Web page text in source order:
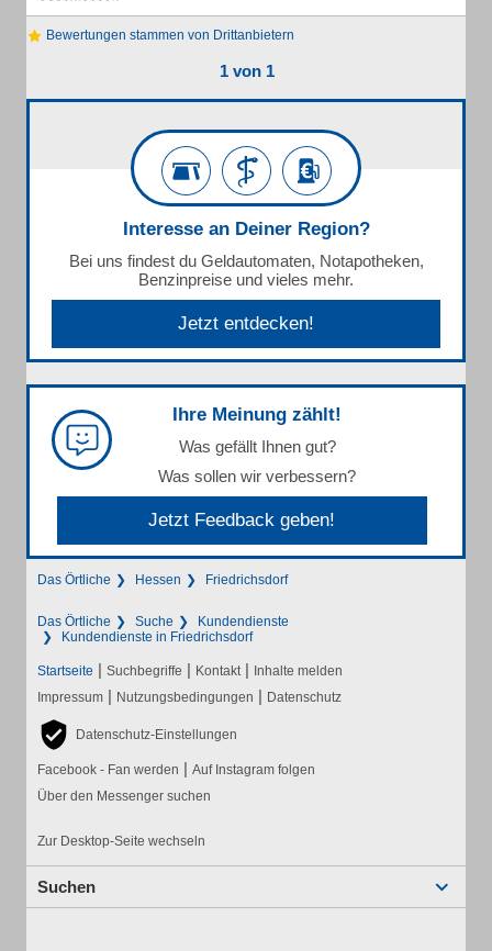
Bewertungen stammen von Drittanbietern
1 von 1
Interesse an Deiner Region?
Bei uns findest du Geldautomaten, Notapotheken,
Benzinpreise und vieles mehr.
Jetzt entdecken!
Ihre Meinung zählt!
Was gefällt Ihnen gut?
Was sollen wir verbessern?
Jetzt Feedback geben!
Das Örtliche Hessen Friedrichsdorf
Das Örtliche Suche
Kundendienste
Kundendienste in Friedrichsdorf
Startseite | Suchbegriffe | Kontakt | Inhalte melden
Impressum | Nutzungsbedingungen | Datenschutz
Datenschutz-Einstellungen
Facebook - Fan werden | Auf Instagram folgen
Über den Messenger suchen
Zur Desktop-Seite wechseln
Suchen